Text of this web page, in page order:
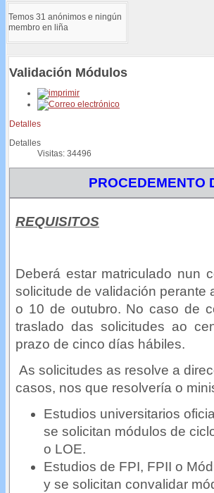
Temos 31 anónimos e ningún
membro en liña
Validación Módulos
Detalles
Detalles
Visitas: 34496
PROCEDEMENTO
REQUISITOS
Deberá estar matriculado nun
solicitude de validación perante
o 10 de outubro. No caso de
traslado das solicitudes ao
prazo de cinco días hábiles.
As solicitudes as resolve a
casos, nos que resolvería o
Estudios universitarios
se solicitan módulos de
o LOE.
Estudios de FPI, FPII o
y se solicitan convalidar